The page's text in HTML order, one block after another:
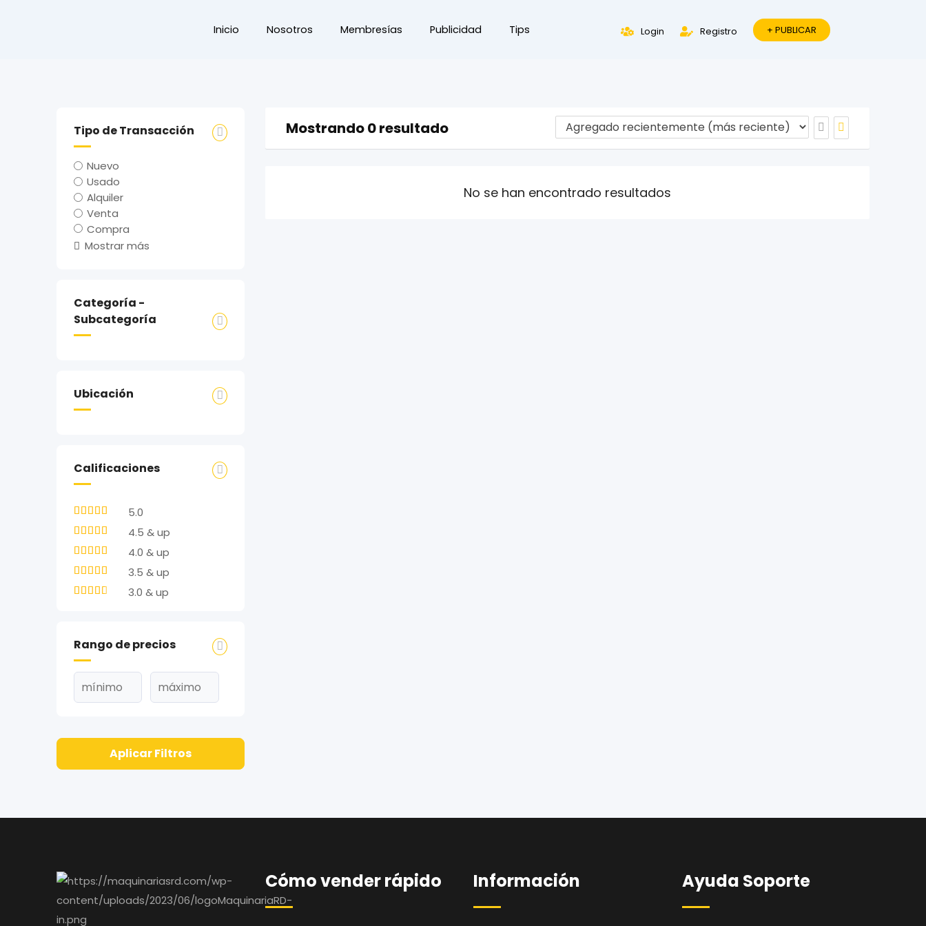
Inicio Nosotros Membresías Publicidad Tips Login Registro + PUBLICAR
Tipo de Transacción
Nuevo
Usado
Alquiler
Venta
Compra
Mostrar más
Categoría -
Subcategoría
Ubicación
Calificaciones
5.0
4.5 & up
4.0 & up
3.5 & up
3.0 & up
Rango de precios
Aplicar Filtros
Mostrando 0 resultado
No se han encontrado resultados
Cómo vender rápido Información Ayuda Soporte